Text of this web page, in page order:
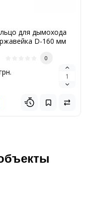
для дымохода
D-160 мм
0